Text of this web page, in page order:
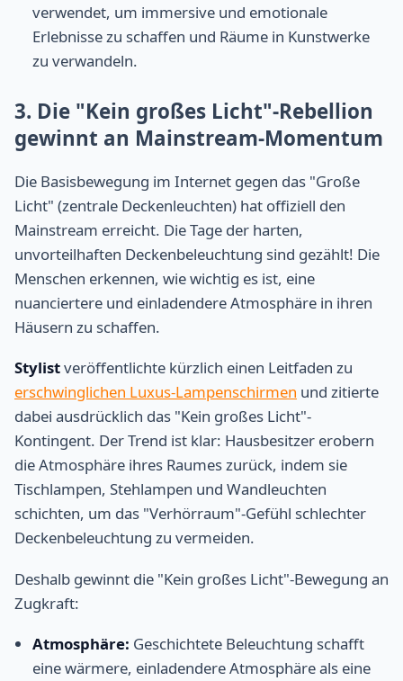
verwendet, um immersive und emotionale
Erlebnisse zu schaffen und Räume in Kunstwerke
zu verwandeln.
3. Die "Kein großes Licht"-Rebellion
gewinnt an Mainstream-Momentum
Die Basisbewegung im Internet gegen das "Große
Licht" (zentrale Deckenleuchten) hat offiziell den
Mainstream erreicht. Die Tage der harten,
unvorteilhaften Deckenbeleuchtung sind gezählt! Die
Menschen erkennen, wie wichtig es ist, eine
nuanciertere und einladendere Atmosphäre in ihren
Häusern zu schaffen.
Stylistveröffentlichte kürzlich einen Leitfaden zu
erschwinglichen Luxus-Lampenschirmen und zitierte
dabei ausdrücklich das "Kein großes Licht"-
Kontingent. Der Trend ist klar: Hausbesitzer erobern
die Atmosphäre ihres Raumes zurück, indem sie
Tischlampen, Stehlampen und Wandleuchten
schichten, um das "Verhörraum"-Gefühl schlechter
Deckenbeleuchtung zu vermeiden.
Deshalb gewinnt die "Kein großes Licht"-Bewegung an
Zugkraft:
Atmosphäre: Geschichtete Beleuchtung schafft
eine wärmere, einladendere Atmosphäre als eine